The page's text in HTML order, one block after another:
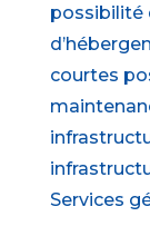
possibilité
courtes
Services